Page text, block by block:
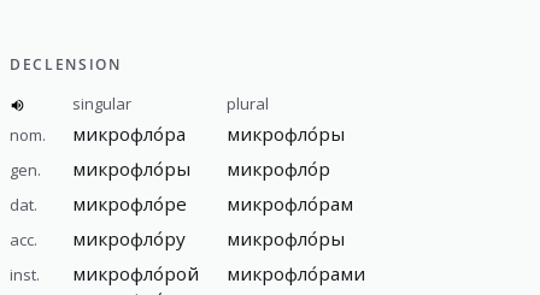
DECLENSION
singular
plural
nom.
микрофло́ра микрофло́ры
gen. микрофло́ры микрофло́р
dat. микрофло́ре микрофло́рам
acc. микрофло́ру микрофло́ры
inst.
микрофло́рой
микрофло́рами